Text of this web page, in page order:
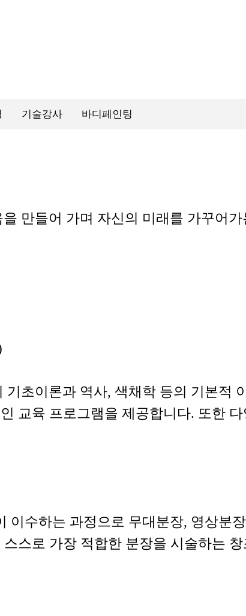
기술강사 바디페인팅
만들어 가며 자신의 미래를 가꾸어
초이론과 역사, 색채학 등의 기본적
교육 프로그램을 제공합니다. 또한
이수하는 과정으로 무대분장, 영상분
스로 가장 적합한 분장을 시술하는